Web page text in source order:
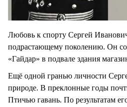
Любовь к спорту Сергей
подрастающему поколению. Он
«Гайдар» в подвале здания
Ещё одной гранью личности
природе. В преклонные годы
Птичью гавань. По результатам